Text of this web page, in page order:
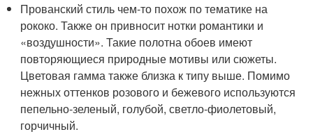
Прованский стиль чем-то похож по тематике на
рококо. Также он привносит нотки романтики и
«воздушности». Такие полотна обоев имеют
повторяющиеся природные мотивы или сюжеты.
Цветовая гамма также близка к типу выше. Помимо
нежных оттенков розового и бежевого используются
пепельно-зеленый, голубой, светло-фиолетовый,
горчичный.